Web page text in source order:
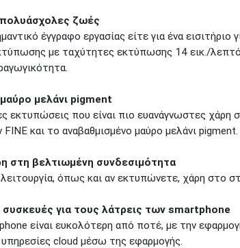
ζωές
έγγραφο εργασίας είτε για ένα
με ταχύτητες εκτύπωσης 14 εικ./
μελάνι pigment
εκτυπώσεις που είναι πιο ευανάγνωστες
και το αναβαθμισμένο μαύρο μελάνι pigment.
στη βελτιωμένη συνδεσιμότητα
όπως και αν εκτυπώνετε, χάρη στο
για τους λάτρεις των smartphone
είναι ευκολότερη από ποτέ, με την
cloud μέσω της εφαρμογής.